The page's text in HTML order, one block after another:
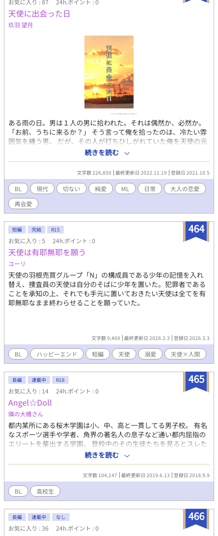
お気に入り : 87 24h.ポイント : 0
天使に出会った日
玖羽 望月
ある雨の日。男は１人の男に拾われた。それは偶然か、必然か。
「お前、うちに来るか？」 そう言って俺を拾ったのは、冷たい雰
囲気を纏う男。 だが、その人が打ちひしがれていた俺を天使の元
へ導いてくれた。 登場人物 土居 武琉(どい たける) 大江 希海(おお
え のぞみ)職業 カメラマン 橋本 香緒(はしもと かお)職業 モデル 三
条 響(さんじょう ひびき)職業 俳優 初出はエブリスタ様にて。 本
編 2019.10.5〜2020.3.31 それなりに古い作品なので、加筆修正
しております。 エブリスタ様のほうでは、番外編やＳＳも公開
済。 (2022.11月〜ほぼ転載しています) ほとんどの話にＲシーン
はありませんが、一部に入るためレーティングをＲ１８に変更し
ました。 関連作品 「One night stand after〜俺様カメラマンは私
を捉えて離さない〜」 「【R-18】月の名前〜年上カメラマンと訳
あり彼女の蜜月まで〜」 同じ登場人物が出てきます。
続きを読む
文字数 226,850 最終更新日 2022.11.19 登録日 2021.10.5
BL 現代 切ない 純愛 ML 日常
大人の恋愛
再会愛
464
短編 完結 R15
お気に入り : 5 24h.ポイント : 0
天使は有耶無耶を願う
ユーリ
天使の羽根売買グループ「N」の構成員である少年の記憶を入れ
替え、捜査員の天使は自分のそばに少年を置いた。犯罪者である
ことを承知の上、それでも手元に置いておきたい天使は全てを有
耶無耶なまま終わらせることを願っていた。
文字数 9,469 最終更新日 2026.3.3 登録日 2026.3.3
BL ハッピーエンド 短編 天使 溺愛 天使×人間
465
長編 連載中 R18
お気に入り : 14 24h.ポイント : 0
Angel☆Doll
隣の大橋さん
都内某所にある桜木学園は小、中、高と一貫してる男子校。 有名
なスポーツ選手や学者、角界の著名人の息子など通い都内屈指の
エリートを輩出する学園。 登校中のその生徒たちを見るとスレた
着こなしをする生徒は誰一人もおらず、髪も黒で短髪、清楚な男
子生徒ばかりだ。 そんな学校の高等部に通う自称不良高校生、桜
木学(サクラギガク)１６歳。 学は桜木学園の理事長である桜木龍
児の息子である。 元は勉強熱心で真面目で大人しい生徒だったが
生まれ持った尖った獣ような歯、鋭い眼光、すでに瞳孔が開いて
いるような悪い目付き、その凶悪な人相と２メートル近い巨大な
身長で生徒達から恐れられ言われようのない 『地獄からやって来
た魔王』 等と異名をつけられ気づけば学園の生徒どころか先生に
まで 『学(がく)様』と呼ばれ、友達が欲しいのになかなか出来
続きを読む
文字数 104,147 最終更新日 2019.6.13 登録日 2018.9.9
BL 高校生
466
長編 連載中 なし
お気に入り : 36 24h.ポイント : 0